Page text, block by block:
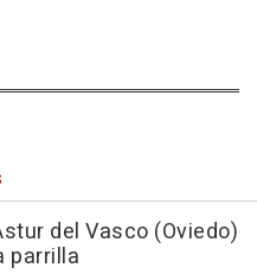
del Vasco (Oviedo)
parrilla